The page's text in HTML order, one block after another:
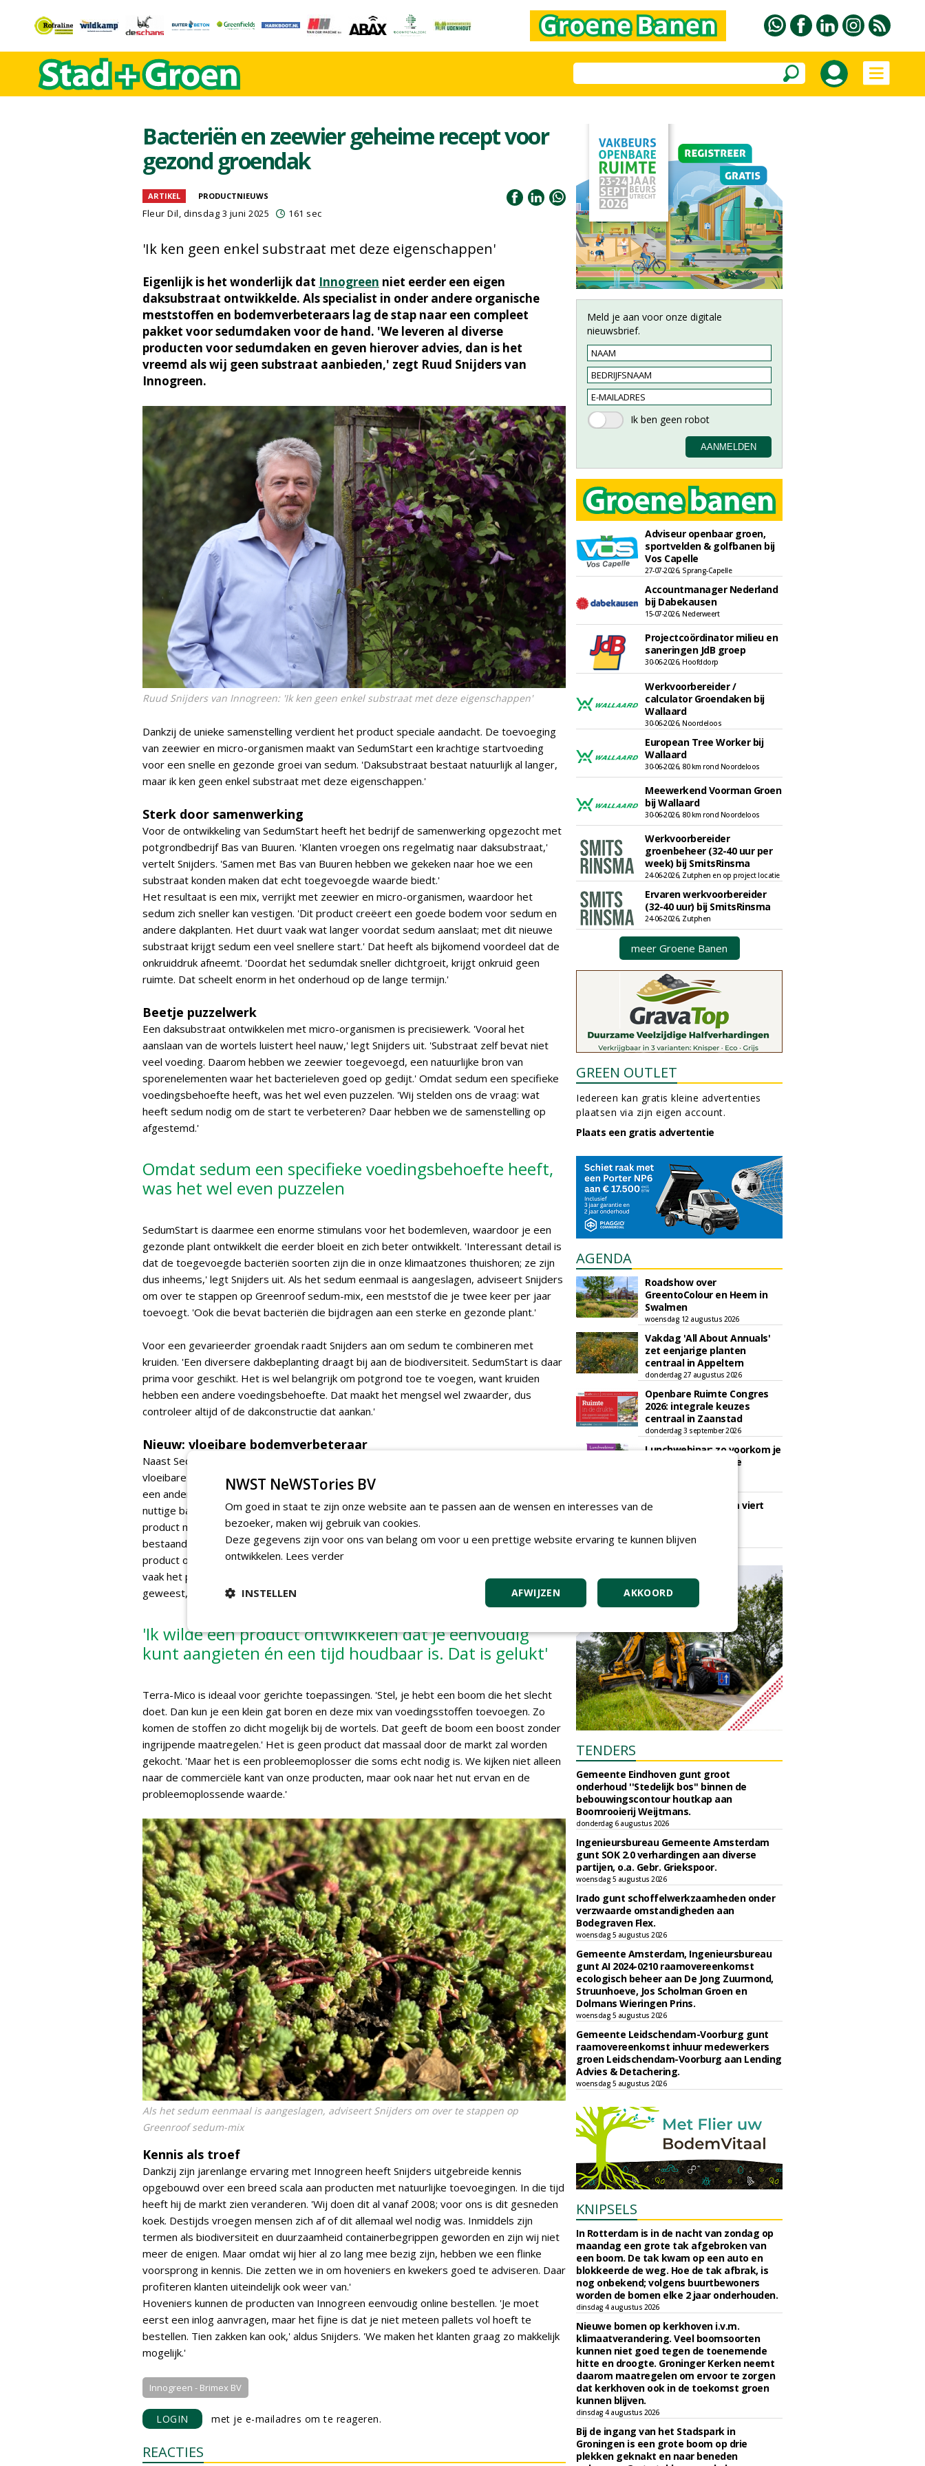
Bacteriën en zeewier geheime recept voor
gezond groendak
ARTIKEL PRODUCTNIEUWS
Fleur Dil, dinsdag 3 juni 2025 161 sec
'Ik ken geen enkel substraat met deze eigenschappen'
Eigenlijk is het wonderlijk dat Innogreen niet eerder een eigen
daksubstraat ontwikkelde. Als specialist in onder andere organische
meststoffen en bodemverbeteraars lag de stap naar een compleet
pakket voor sedumdaken voor de hand. 'We leveren al diverse
producten voor sedumdaken en geven hierover advies, dan is het
vreemd als wij geen substraat aanbieden,' zegt Ruud Snijders van
Innogreen.
Ruud Snijders van Innogreen: 'Ik ken geen enkel substraat met deze eigenschappen'
Dankzij de unieke samenstelling verdient het product speciale aandacht. De toevoeging
van zeewier en micro-organismen maakt van SedumStart een krachtige startvoeding
voor een snelle en gezonde groei van sedum. 'Daksubstraat bestaat natuurlijk al langer,
maar ik ken geen enkel substraat met deze eigenschappen.'
Sterk door samenwerking
Voor de ontwikkeling van SedumStart heeft het bedrijf de samenwerking opgezocht met
potgrondbedrijf Bas van Buuren. 'Klanten vroegen ons regelmatig naar daksubstraat,'
vertelt Snijders. 'Samen met Bas van Buuren hebben we gekeken naar hoe we een
substraat konden maken dat echt toegevoegde waarde biedt.'
Het resultaat is een mix, verrijkt met zeewier en micro-organismen, waardoor het
sedum zich sneller kan vestigen. 'Dit product creëert een goede bodem voor sedum en
andere dakplanten. Het duurt vaak wat langer voordat sedum aanslaat; met dit nieuwe
substraat krijgt sedum een veel snellere start.' Dat heeft als bijkomend voordeel dat de
onkruiddruk afneemt. 'Doordat het sedumdak sneller dichtgroeit, krijgt onkruid geen
ruimte. Dat scheelt enorm in het onderhoud op de lange termijn.'
Beetje puzzelwerk
Een daksubstraat ontwikkelen met micro-organismen is precisiewerk. 'Vooral het
aanslaan van de wortels luistert heel nauw,' legt Snijders uit. 'Substraat zelf bevat niet
veel voeding. Daarom hebben we zeewier toegevoegd, een natuurlijke bron van
sporenelementen waar het bacterieleven goed op gedijt.' Omdat sedum een specifieke
voedingsbehoefte heeft, was het wel even puzzelen. 'Wij stelden ons de vraag: wat
heeft sedum nodig om de start te verbeteren? Daar hebben we de samenstelling op
afgestemd.'
Omdat sedum een specifieke voedingsbehoefte heeft,
was het wel even puzzelen
SedumStart is daarmee een enorme stimulans voor het bodemleven, waardoor je een
gezonde plant ontwikkelt die eerder bloeit en zich beter ontwikkelt. 'Interessant detail is
dat de toegevoegde bacteriën soorten zijn die in onze klimaatzones thuishoren; ze zijn
dus inheems,' legt Snijders uit. Als het sedum eenmaal is aangeslagen, adviseert Snijders
om over te stappen op Greenroof sedum-mix, een meststof die je twee keer per jaar
toevoegt. 'Ook die bevat bacteriën die bijdragen aan een sterke en gezonde plant.'
Voor een gevarieerder groendak raadt Snijders aan om sedum te combineren met
kruiden. 'Een diversere dakbeplanting draagt bij aan de biodiversiteit. SedumStart is daar
prima voor geschikt. Het is wel belangrijk om potgrond toe te voegen, want kruiden
hebben een andere voedingsbehoefte. Dat maakt het mengsel wel zwaarder, dus
controleer altijd of de dakconstructie dat aankan.'
Nieuw: vloeibare bodemverbeteraar
Naast SedumStart introduceerde Innogreen dit jaar nog een innovatie: Terra-Mico, een
vloeibare bodemverbeteraar met micro-organismen. 'Dit is een vloeibaar alternatief voor
een ander product van ons, de korrelvormige BioBodem. Terra-Mico bevat een mix van
nuttige bacteriën en schimmels om de ontwikkeling van wortels te stimuleren. Dit
product moet je wel door de grond werken, anders heeft het geen zin. Dat is in een
bestaande tuin waar al beplanting in staat wat lastig,' vertelt Snijders. 'Ik wilde een
product ontwikkelen dat je eenvoudig kunt aangieten én een tijd houdbaar is, want dat is
vaak het probleem met micro-organismen. We zijn jaren met de ontwikkeling ervan bezig
geweest, maar het is gelukt.'
'Ik wilde een product ontwikkelen dat je eenvoudig
kunt aangieten én een tijd houdbaar is. Dat is gelukt'
Terra-Mico is ideaal voor gerichte toepassingen. 'Stel, je hebt een boom die het slecht
doet. Dan kun je een klein gat boren en deze mix van voedingsstoffen toevoegen. Zo
komen de stoffen zo dicht mogelijk bij de wortels. Dat geeft de boom een boost zonder
ingrijpende maatregelen.' Het is geen product dat massaal door de markt zal worden
gekocht. 'Maar het is een probleemoplosser die soms echt nodig is. We kijken niet alleen
naar de commerciële kant van onze producten, maar ook naar het nut ervan en de
probleemoplossende waarde.'
Als het sedum eenmaal is aangeslagen, adviseert Snijders om over te stappen op
Greenroof sedum-mix
Kennis als troef
Dankzij zijn jarenlange ervaring met Innogreen heeft Snijders uitgebreide kennis
opgebouwd over een breed scala aan producten met natuurlijke toevoegingen. In die tijd
heeft hij de markt zien veranderen. 'Wij doen dit al vanaf 2008; voor ons is dit gesneden
koek. Destijds vroegen mensen zich af of dit allemaal wel nodig was. Inmiddels zijn
termen als biodiversiteit en duurzaamheid containerbegrippen geworden en zijn wij niet
meer de enigen. Maar omdat wij hier al zo lang mee bezig zijn, hebben we een flinke
voorsprong in kennis. Die zetten we in om hoveniers en kwekers goed te adviseren. Daar
profiteren klanten uiteindelijk ook weer van.'
Hoveniers kunnen de producten van Innogreen eenvoudig online bestellen. 'Je moet
eerst een inlog aanvragen, maar het fijne is dat je niet meteen pallets vol hoeft te
bestellen. Tien zakken kan ook,' aldus Snijders. 'We maken het klanten graag zo makkelijk
mogelijk.'
Innogreen - Brimex BV
LOGIN met je e-mailadres om te reageren.
REACTIES
Meld je aan voor onze digitale
nieuwsbrief.
Adviseur openbaar groen,
sportvelden & golfbanen bij
Vos Capelle
27-07-2026, Sprang-Capelle
Accountmanager Nederland
bij Dabekausen
15-07-2026, Nederweert
Projectcoördinator milieu en
saneringen JdB groep
30-06-2026, Hoofddorp
Werkvoorbereider /
calculator Groendaken bij
Wallaard
30-06-2026, Noordeloos
European Tree Worker bij
Wallaard
30-06-2026, 80 km rond Noordeloos
Meewerkend Voorman Groen
bij Wallaard
30-06-2026, 80 km rond Noordeloos
Werkvoorbereider
groenbeheer (32-40 uur per
week) bij SmitsRinsma
24-06-2026, Zutphen en op project locatie
Ervaren werkvoorbereider
(32-40 uur) bij SmitsRinsma
24-06-2026, Zutphen
meer Groene Banen
GREEN OUTLET
Iedereen kan gratis kleine advertenties
plaatsen via zijn eigen account.
Plaats een gratis advertentie
AGENDA
Roadshow over
GreentoColour en Heem in
Swalmen
woensdag 12 augustus 2026
Vakdag 'All About Annuals'
zet eenjarige planten
centraal in Appeltern
donderdag 27 augustus 2026
Openbare Ruimte Congres
2026: integrale keuzes
centraal in Zaanstad
donderdag 3 september 2026
Lunchwebinar: zo voorkom je
dat natuurinclusieve
Rooftop Symposium viert
vrijdag 18 september 2026
TENDERS
Gemeente Eindhoven gunt groot
onderhoud ''Stedelijk bos'' binnen de
bebouwingscontour houtkap aan
Boomrooierij Weijtmans.
donderdag 6 augustus 2026
Ingenieursbureau Gemeente Amsterdam
gunt SOK 2.0 verhardingen aan diverse
partijen, o.a. Gebr. Griekspoor.
woensdag 5 augustus 2026
Irado gunt schoffelwerkzaamheden onder
verzwaarde omstandigheden aan
Bodegraven Flex.
woensdag 5 augustus 2026
Gemeente Amsterdam, Ingenieursbureau
gunt AI 2024-0210 raamovereenkomst
ecologisch beheer aan De Jong Zuurmond,
Struunhoeve, Jos Scholman Groen en
Dolmans Wieringen Prins.
woensdag 5 augustus 2026
Gemeente Leidschendam-Voorburg gunt
raamovereenkomst inhuur medewerkers
groen Leidschendam-Voorburg aan Lending
Advies & Detachering.
woensdag 5 augustus 2026
KNIPSELS
In Rotterdam is in de nacht van zondag op
maandag een grote tak afgebroken van
een boom. De tak kwam op een auto en
blokkeerde de weg. Hoe de tak afbrak, is
nog onbekend; volgens buurtbewoners
worden de bomen elke 2 jaar onderhouden.
dinsdag 4 augustus 2026
Nieuwe bomen op kerkhoven i.v.m.
klimaatverandering. Veel boomsoorten
kunnen niet goed tegen de toenemende
hitte en droogte. Groninger Kerken neemt
daarom maatregelen om ervoor te zorgen
dat kerkhoven ook in de toekomst groen
kunnen blijven.
dinsdag 4 augustus 2026
Bij de ingang van het Stadspark in
Groningen is een grote boom op drie
plekken geknakt en naar beneden
NWST NeWSTories BV
Om goed in staat te zijn onze website aan te passen aan de wensen en interesses van de
bezoeker, maken wij gebruik van cookies.
Deze gegevens zijn voor ons van belang om voor u een prettige website ervaring te kunnen blijven
ontwikkelen. Lees verder
AKKOORD
AFWIJZEN
INSTELLEN